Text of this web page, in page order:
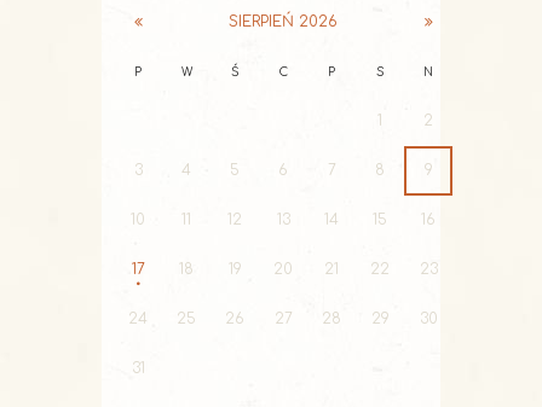
SIERPIEŃ 2026
P W Ś C P S N
1 2
3 4 5 6 7 8 9
10 11 12 13 14 15 16
17 18 19 20 21 22 23
24 25 26 27 28 29 30
31